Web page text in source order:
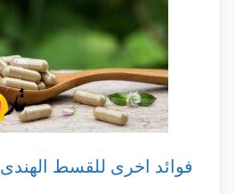
فوائد اخرى للقسط الهندى